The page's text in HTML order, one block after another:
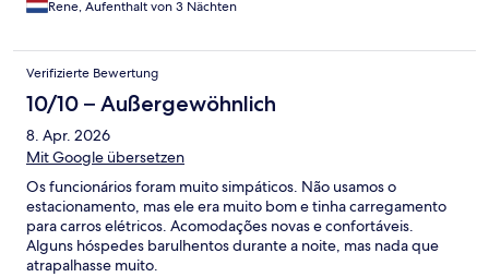
Rene, Aufenthalt von 3 Nächten
Verifizierte Bewertung
10/10 – Außergewöhnlich
8. Apr. 2026
Mit Google übersetzen
Os funcionários foram muito simpáticos. Não usamos o
estacionamento, mas ele era muito bom e tinha carregamento
para carros elétricos. Acomodações novas e confortáveis.
Alguns hóspedes barulhentos durante a noite, mas nada que
atrapalhasse muito.